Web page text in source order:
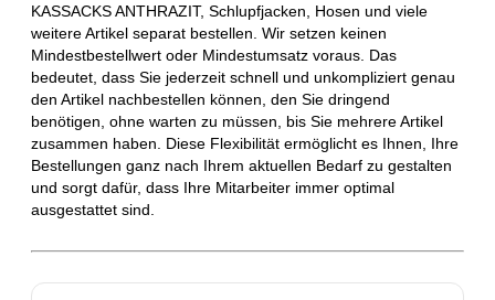
KASSACKS ANTHRAZIT, Schlupfjacken, Hosen und viele
weitere Artikel separat bestellen. Wir setzen keinen
Mindestbestellwert oder Mindestumsatz voraus. Das
bedeutet, dass Sie jederzeit schnell und unkompliziert genau
den Artikel nachbestellen können, den Sie dringend
benötigen, ohne warten zu müssen, bis Sie mehrere Artikel
zusammen haben. Diese Flexibilität ermöglicht es Ihnen, Ihre
Bestellungen ganz nach Ihrem aktuellen Bedarf zu gestalten
und sorgt dafür, dass Ihre Mitarbeiter immer optimal
ausgestattet sind.